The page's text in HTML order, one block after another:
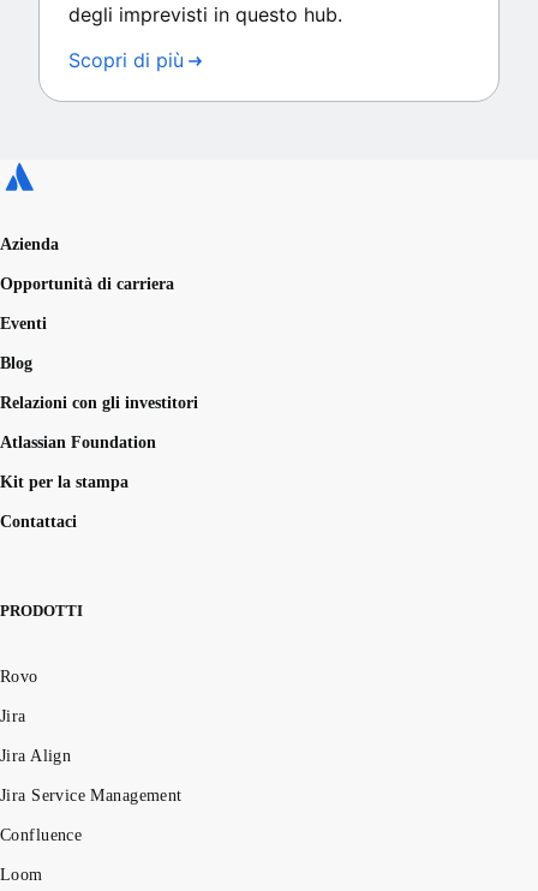
degli imprevisti in questo hub.
Scopri di più
Azienda
Opportunità di carriera
Eventi
Blog
Relazioni con gli investitori
Atlassian Foundation
Kit per la stampa
Contattaci
PRODOTTI
Rovo
Jira
Jira Align
Jira Service Management
Confluence
Loom